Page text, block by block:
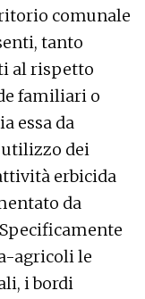
comunale
tanto
al rispetto
familiari o
essa da
dei
erbicida
da
agricoli le
i bordi